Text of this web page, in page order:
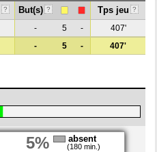
? But(s) ? Tps jeu ?
- 5 -
407'
- 5 - 407'
5% absent
(180 min.)